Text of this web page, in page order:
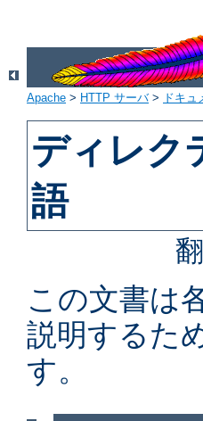
Apache > HTTP サーバ> ドキュ
ディレク
語
この文書は
説明するた
す。